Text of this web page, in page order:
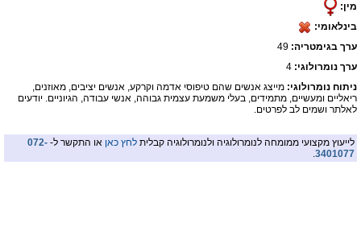
פייסבוק
מין:
בינלאומי:
ערך בגימטריה:
ערך נומרולוגי: 4
ניתוח נומרולוגי: מייצג אנשים שהם טיפוסי אדמה וקרקע, אנשים יציבים, מאוזנים,
ריאליים ומעשיים, מתמידים, בעלי משמעת עצמית גבוהה, אנשי עבודה, הגיוניים. יודעים
לאלתר ושמים לב לפרטים.
לייעוץ מקצועי ממומחה לנומרולוגיה ולנומרולוגיה קבלית לחץ כאן או התקשר ל- 072-
3401077
.